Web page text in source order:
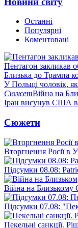
Останні
Популярні
Коментовані
Пентагон закликав
Близька до Трампа
У Польщі чоловік,
СюжетВійна на
Іран висунув США
Сюжети
Вторгнення Росії в
Підсумки 08.08:
Війна на Близькому
Підсумки 07.08:
Пекельні санкції.